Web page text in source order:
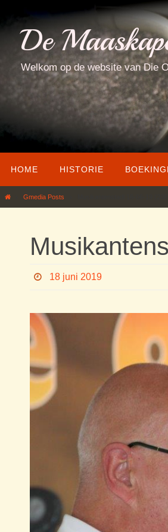
inhoudDe
Welkom op de website van Die
naar
de
HOME HISTORIE
HomeGmedia Posts
18 juni 2019